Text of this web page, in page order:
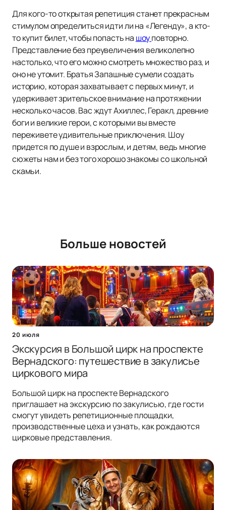
Для кого-то открытая репетиция станет прекрасным
стимулом определиться идти ли на «Легенду», а кто-
то купит билет, чтобы попасть на шоуповторно.
Представление без преувеличения великолепно
настолько, что его можно смотреть множество раз, и
оно не утомит. Братья Запашные сумели создать
историю, которая захватывает с первых минут, и
удерживает зрительское внимание на протяжении
несколько часов. Вас ждут Ахиллес, Геракл, древние
боги и великие герои, с которыми вы вместе
переживете удивительные приключения. Шоу
придется по душе и взрослым, и детям, ведь многие
сюжеты нам и без того хорошо знакомы со школьной
скамьи.
Больше новостей
20 июля
Экскурсия в Большой цирк на проспекте
Вернадского: путешествие в закулисье
циркового мира
Большой цирк на проспекте Вернадского
приглашает на экскурсию по закулисью, где гости
смогут увидеть репетиционные площадки,
производственные цеха и узнать, как рождаются
цирковые представления.